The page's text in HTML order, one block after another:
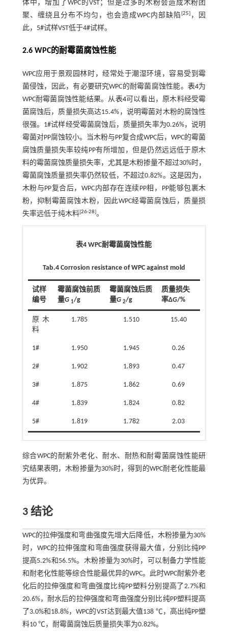
体中，增加了WPC的VST；但是过多的木粉会造成木粉团
聚、缠绕且分布不均匀，也会造成WPC内部缺陷[25] ，因
此，5#试样VST低于4#试样。
2.6 WPC的耐霉菌腐蚀性能
WPC应用于景观园林时，经常处于潮湿环境，容易受到霉
菌侵蚀，因此，有必要研究WPC的耐霉菌腐蚀性能。 表4为
WPC耐霉菌腐蚀性能结果。从表4可以看出，原木料经受霉
菌腐蚀后，质量损失高达15.4%，说明霉菌对木粉的腐蚀性
很强。1#试样经受霉菌腐蚀后，质量损失率为0.26%，说明
霉菌对PP腐蚀较小。当木粉与PP复合成WPC后，WPC的霉菌
腐蚀质量损失率较纯PP有所增加，但是仍然远远低于原木
料的霉菌腐蚀质量损失率，尤其是木粉掺量不超过30%时，
霉菌腐蚀质量损失率仍然较低，不超过0.82%。这是因为，
木粉与PP复合后，WPC内部存在连续PP相，PP能够包裹木
粉，抑制霉菌腐蚀木粉，因此WPC经霉菌腐蚀后，质量损
失率远低于纯木料[26-28]。
表4 WPC耐霉菌腐蚀性能
Tab.4 Corrosion resistance of WPC against mold
试样
编号
霉菌腐蚀前质
量G 1/g
霉菌腐蚀后质
量G 2/g
质量损失
率ΔG/%
原木
料
1.785 1.510 15.40
1# 1.950 1.945 0.26
2# 1.902 1.893 0.47
3# 1.875 1.862 0.69
4# 1.839 1.824 0.82
5# 1.819 1.782 2.03
综合WPC的耐紫外老化、耐水、耐热和耐霉菌腐蚀性能研
究结果表明，木粉掺量为30%时，得到的WPC耐老化性能最
为优异。
3 结论
WPC的拉伸强度和弯曲强度先增大后降低，木粉掺量为30%
时，WPC的拉伸强度和弯曲强度获得最大值，分别比纯PP
提高5.2%和56.5%。木粉掺量为30%时，可以制备力学性能
和耐老化性能等综合性能最优异的WPC。此时WPC耐紫外老
化后的拉伸强度和弯曲强度比纯PP塑料分别提高了2.7%和
20.6%，耐水后的拉伸强度和弯曲强度分别比纯PP塑料提高
了3.0%和18.8%，WPC的VST达到最大值138 ℃，高出纯PP塑
料10 ℃，耐霉菌腐蚀后质量损失率为0.82%。